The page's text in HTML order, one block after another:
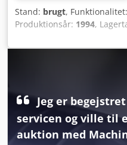
Stand: brugt, Funktionalitet:
Produktionsår: 1994,
Transportskruer Dedpfx
Jeg er
servicen og ville til
auktion med